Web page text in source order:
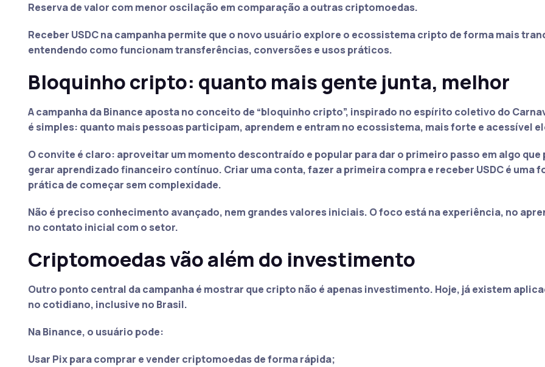
Reserva de valor com menor oscilação em comparação a outras criptomoedas.
Receber USDC na campanha permite que o novo usuário explore o ecossistema cripto de forma mais
entendendo como funcionam transferências, conversões e usos práticos.
Bloquinho cripto: quanto mais gente junta, melhor
A campanha da Binance aposta no conceito de “bloquinho cripto”, inspirado no espírito coletivo do
é simples: quanto mais pessoas participam, aprendem e entram no ecossistema, mais forte e acessível
O convite é claro: aproveitar um momento descontraído e popular para dar o primeiro passo em algo que
gerar aprendizado financeiro contínuo. Criar uma conta, fazer a primeira compra e receber USDC é uma
prática de começar sem complexidade.
Não é preciso conhecimento avançado, nem grandes valores iniciais. O foco está na experiência, no
no contato inicial com o setor.
Criptomoedas vão além do investimento
Outro ponto central da campanha é mostrar que cripto não é apenas investimento. Hoje, já existem
no cotidiano, inclusive no Brasil.
Na Binance, o usuário pode:
Usar Pix para comprar e vender criptomoedas de forma rápida;